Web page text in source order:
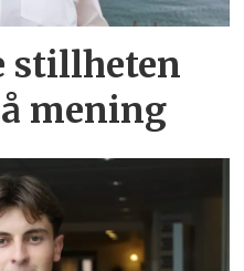
stillheten
mening